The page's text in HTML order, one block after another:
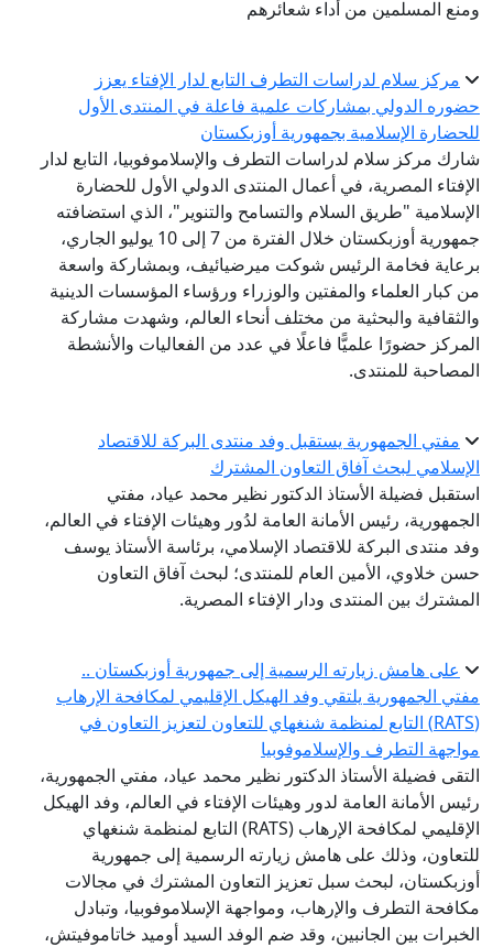
ومنع المسلمين من أداء شعائرهم
مركز سلام لدراسات التطرف التابع لدار الإفتاء يعزز
حضوره الدولي بمشاركات علمية فاعلة في المنتدى الأول
للحضارة الإسلامية بجمهورية أوزبكستان
شارك مركز سلام لدراسات التطرف والإسلاموفوبيا، التابع لدار
الإفتاء المصرية، في أعمال المنتدى الدولي الأول للحضارة
الإسلامية "طريق السلام والتسامح والتنوير"، الذي استضافته
جمهورية أوزبكستان خلال الفترة من 7 إلى 10 يوليو الجاري،
برعاية فخامة الرئيس شوكت ميرضيائيف، وبمشاركة واسعة
من كبار العلماء والمفتين والوزراء ورؤساء المؤسسات الدينية
والثقافية والبحثية من مختلف أنحاء العالم، وشهدت مشاركة
المركز حضورًا علميًّا فاعلًا في عدد من الفعاليات والأنشطة
المصاحبة للمنتدى.
مفتي الجمهورية يستقبل وفد منتدى البركة للاقتصاد
الإسلامي لبحث آفاق التعاون المشترك
استقبل فضيلة الأستاذ الدكتور نظير محمد عياد، مفتي
الجمهورية، رئيس الأمانة العامة لدُور وهيئات الإفتاء في العالم،
وفد منتدى البركة للاقتصاد الإسلامي، برئاسة الأستاذ يوسف
حسن خلاوي، الأمين العام للمنتدى؛ لبحث آفاق التعاون
المشترك بين المنتدى ودار الإفتاء المصرية.
على هامش زيارته الرسمية إلى جمهورية أوزبكستان ..
مفتي الجمهورية يلتقي وفد الهيكل الإقليمي لمكافحة الإرهاب
(RATS) التابع لمنظمة شنغهاي للتعاون لتعزيز التعاون في
مواجهة التطرف والإسلاموفوبيا
التقى فضيلة الأستاذ الدكتور نظير محمد عياد، مفتي الجمهورية،
رئيس الأمانة العامة لدور وهيئات الإفتاء في العالم، وفد الهيكل
الإقليمي لمكافحة الإرهاب (RATS) التابع لمنظمة شنغهاي
للتعاون، وذلك على هامش زيارته الرسمية إلى جمهورية
أوزبكستان، لبحث سبل تعزيز التعاون المشترك في مجالات
مكافحة التطرف والإرهاب، ومواجهة الإسلاموفوبيا، وتبادل
الخبرات بين الجانبين، وقد ضم الوفد السيد أوميد خاتاموفيتش،